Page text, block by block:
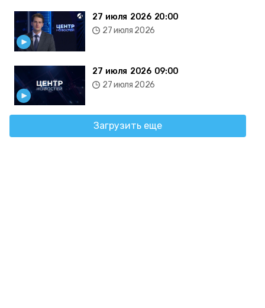
27 июля 2026 20:00
27 июля 2026
27 июля 2026 09:00
27 июля 2026
Загрузить еще